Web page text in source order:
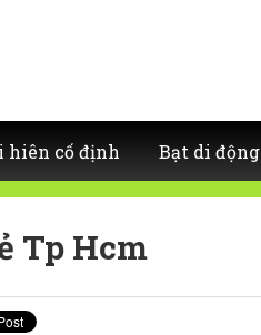
hiên cố định Bạt di động
Tp Hcm